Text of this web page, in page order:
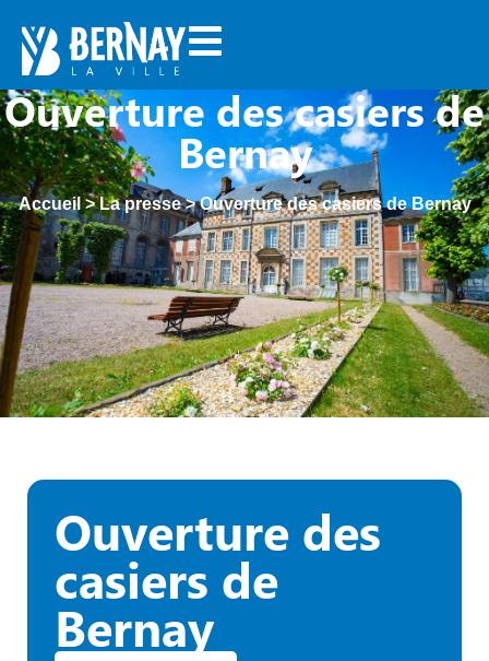
Ouverture des casiers de
Bernay
Accueil >La presse>Ouverture des casiers de Bernay
Ouverture des
casiers de
Bernay